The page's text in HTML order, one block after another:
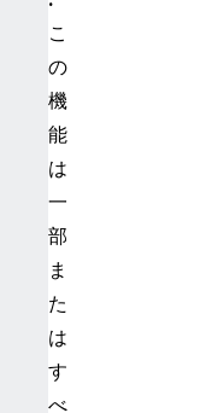
こ
の
機
能
は
一
部
ま
た
は
す
べ